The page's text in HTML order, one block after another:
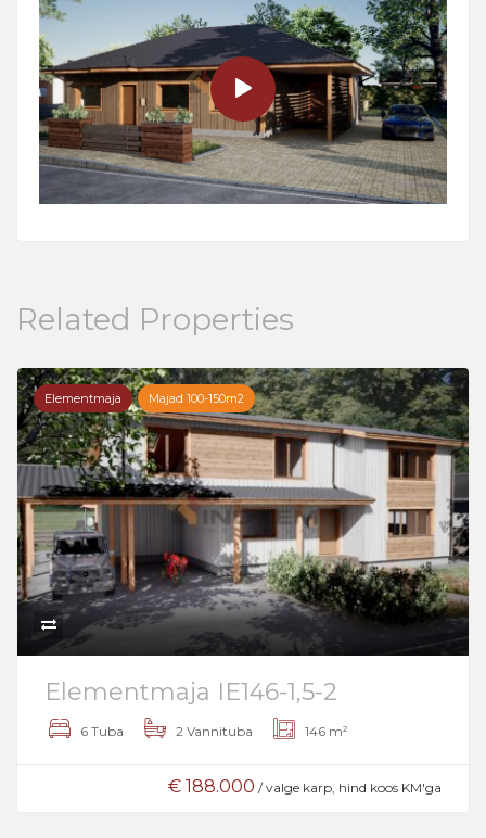
Related Properties
Elementmaja Majad 100-150m2
Elementmaja IE146-1,5-2
6 Tuba 2 Vannituba 146 m²
€ 188.000 / valge karp, hind koos KM'ga